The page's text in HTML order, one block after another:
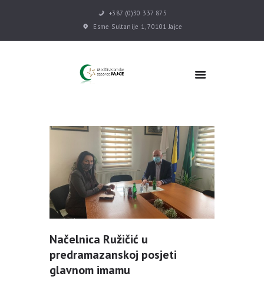
+387 (0)30 337 875
Esme Sultanije 1, 70101 Jajce
POČETNA
DŽEMATI
MEKTEB
ASOCIJACIJE
USLUGE
MULTIMEDIJA
KONTAKT
DONACIJE
Načelnica Ružičić u
predramazanskoj posjeti
glavnom imamu